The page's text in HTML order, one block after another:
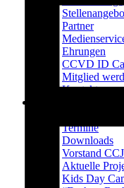
Partner
Ehrungen
CCVD ID
Mitglied
Kontakt
Termine
Downloads
Vorstand
Aktuelle
Kids Day